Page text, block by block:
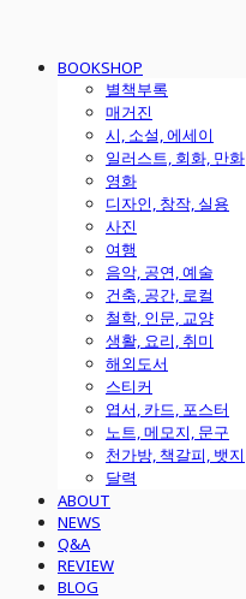
BOOKSHOP
별책부록
매거진
시, 소설, 에세이
일러스트, 회화, 만화
영화
디자인, 창작, 실용
사진
여행
음악, 공연, 예술
건축, 공간, 로컬
철학, 인문, 교양
생활, 요리, 취미
해외도서
스티커
엽서, 카드, 포스터
노트, 메모지, 문구
천가방, 책갈피, 뱃지
달력
ABOUT
NEWS
Q&A
REVIEW
BLOG